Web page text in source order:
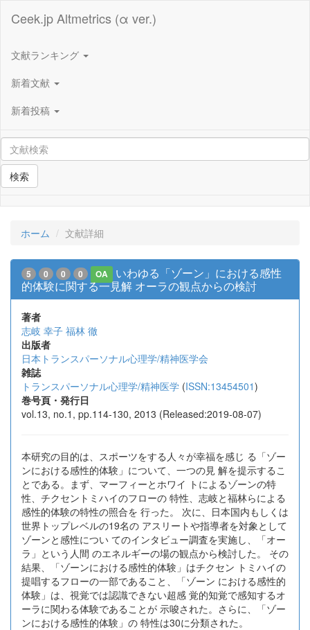
Ceek.jp Altmetrics (α ver.)
文献ランキング
新着文献
新着投稿
検索
ホーム 文献詳細
5 0 0 0 OA
いわゆる「ゾーン」における感性
的体験に関する一見解 オーラの観点からの検討
著者
志岐 幸子 福林 徹
出版者
日本トランスパーソナル心理学/精神医学会
雑誌
トランスパーソナル心理学/精神医学 (ISSN:13454501)
巻号頁・発行日
vol.13, no.1, pp.114-130, 2013 (Released:2019-08-07)
本研究の目的は、スポーツをする人々が幸福を感じ る「ゾー
ンにおける感性的体験」について、一つの見 解を提示するこ
とである。まず、マーフィーとホワイ トによるゾーンの特
性、チクセントミハイのフローの 特性、志岐と福林らによる
感性的体験の特性の照合を 行った。 次に、日本国内もしくは
世界トップレベルの19名の アスリートや指導者を対象として
ゾーンと感性につい てのインタビュー調査を実施し、「オー
ラ」という人間 のエネルギーの場の観点から検討した。 その
結果、「ゾーンにおける感性的体験」はチクセン トミハイの
提唱するフローの一部であること、「ゾーン における感性的
体験」は、視覚では認識できない超感 覚的知覚で感知するオ
ーラに関わる体験であることが 示唆された。さらに、「ゾー
ンにおける感性的体験」の 特性は30に分類された。